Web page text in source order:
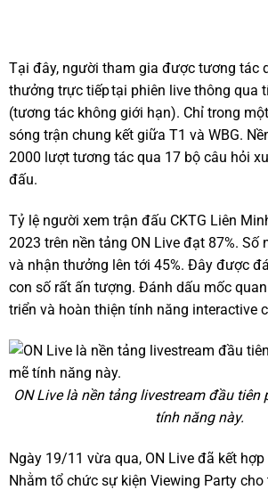
Tại đây, người tham gia được tương tác
thưởng trực tiếp tại phiên live thông qua
(tương tác không giới hạn). Chỉ trong
sóng trận chung kết giữa T1 và WBG.
2000 lượt tương tác qua 17 bộ câu hỏi
đấu.
Tỷ lệ người xem trận đấu CKTG Liên
2023 trên nền tảng ON Live đạt 87%. Số
và nhận thưởng lên tới 45%. Đây được
con số rất ấn tượng. Đánh dấu mốc
triển và hoàn thiện tính năng interactive
ON Live là nền tảng livestream đầu tiên
tính năng này.
Ngày 19/11 vừa qua, ON Live đã kết hợp
Nhằm tổ chức sự kiện Viewing Party